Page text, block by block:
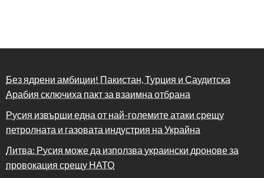
Без ядрени амбиции! Пакистан, Турция и Саудитска
Арабия сключиха пакт за взаимна отбрана
Русия извърши една от най-големите атаки срещу
петролната и газовата индустрия на Украйна
Литва: Русия може да използва украински дронове за
провокация срещу НАТО